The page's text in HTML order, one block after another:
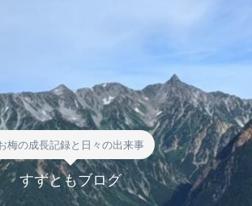
梅の成長記録と日々の出来事
すずともブログ